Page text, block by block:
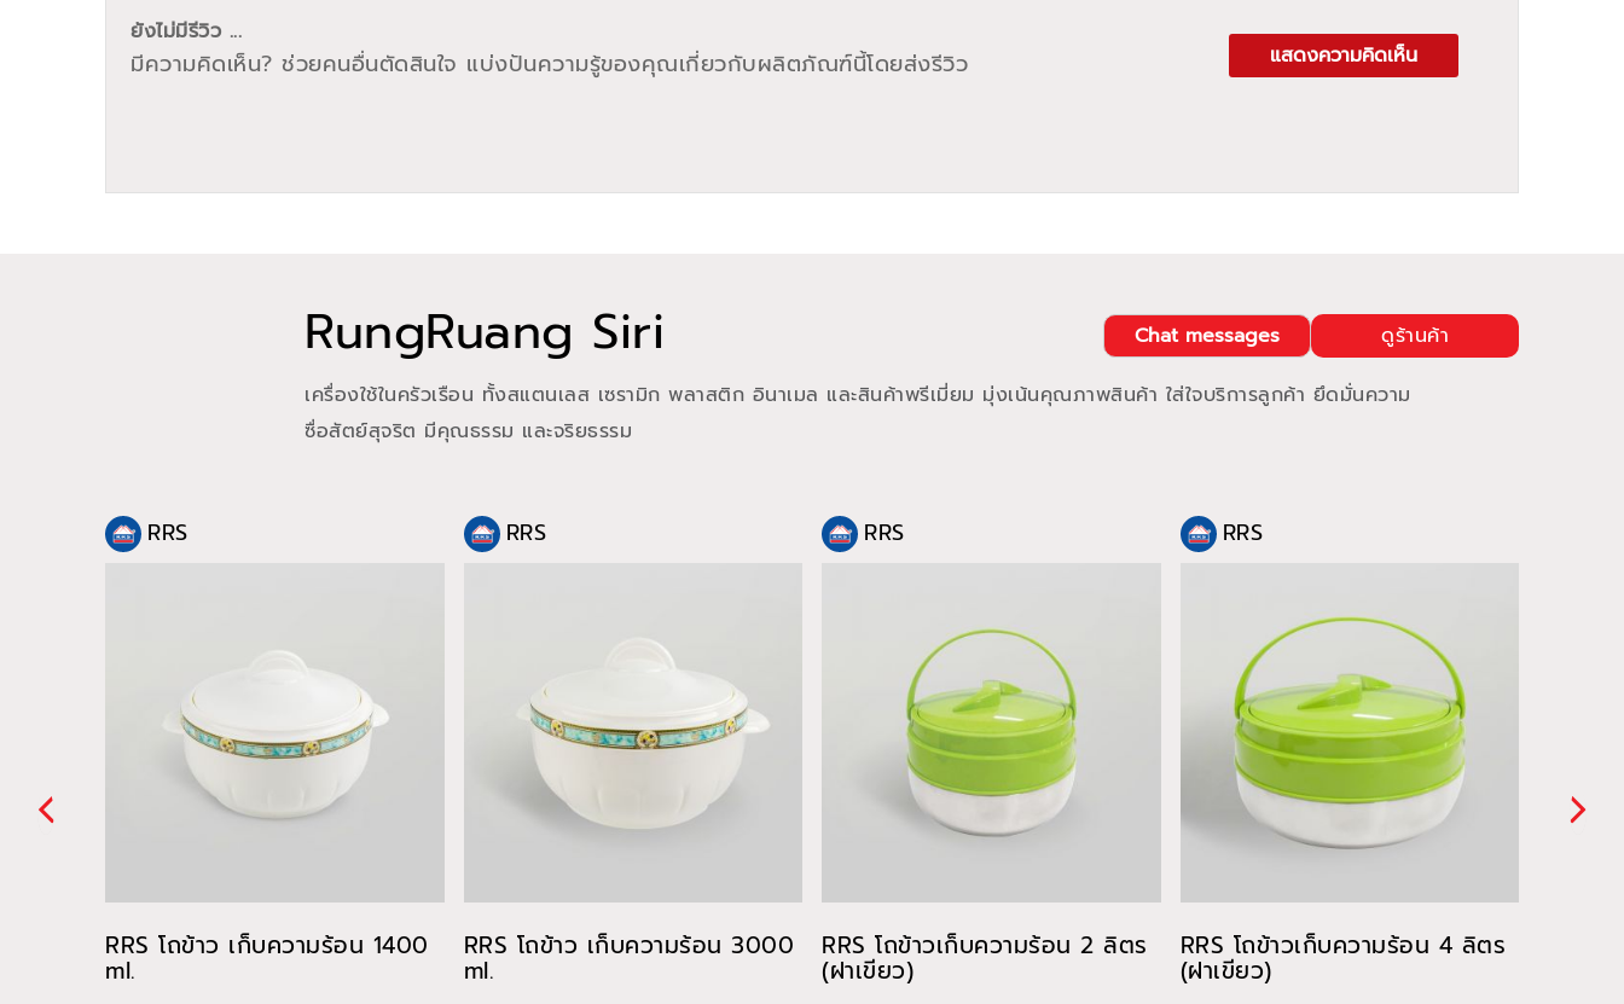
RungRuang Siri ดูร้านค้า
Chat messages
เครื่องใช้ในครัวเรือน ทั้งสแตนเลส เซรามิก พลาสติก อินาเมล และสินค้าพรีเมี่ยม มุ่งเน้นคุณภาพสินค้า ใส่ใจบริการลูกค้า ยึดมั่นความ
ซื่อสัตย์สุจริต มีคุณธรรม และจริยธรรม
RRS
RRS โถข้าว เก็บความร้อน 1400
ml.
RRS
RRS โถข้าว เก็บความร้อน 3000
ml.
RRS
RRS โถข้าวเก็บความร้อน 2 ลิตร
(ฝาเขียว)
RRS
RRS โถข้าวเก็บความร้อน 4 ลิตร
(ฝาเขียว)
ยังไม่มีรีวิว ...
มีความคิดเห็น? ช่วยคนอื่นตัดสินใจ แบ่งปันความรู้ของคุณเกี่ยวกับผลิตภัณฑ์นี้โดยส่งรีวิว แสดงความคิดเห็น